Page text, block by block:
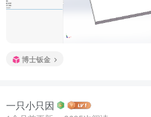
博士钣金
一只小只因